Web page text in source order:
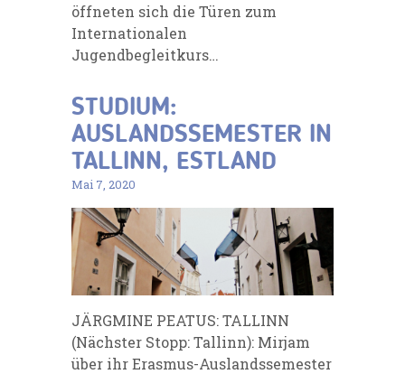
öffneten sich die Türen zum
Internationalen
Jugendbegleitkurs…
STUDIUM:
AUSLANDSSEMESTER IN
TALLINN, ESTLAND
Mai 7, 2020
JÄRGMINE PEATUS: TALLINN
(Nächster Stopp: Tallinn): Mirjam
über ihr Erasmus-Auslandssemester